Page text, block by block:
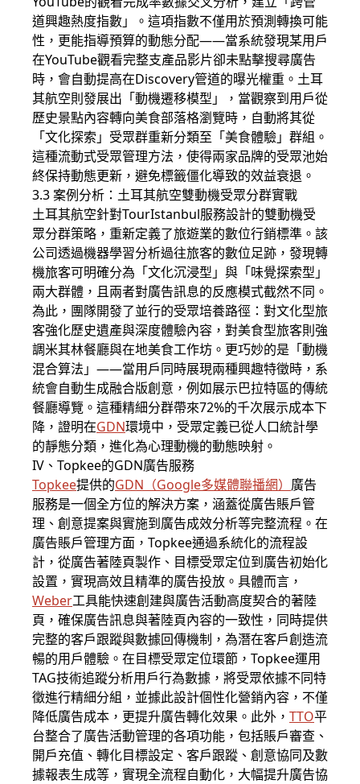
道興趣熱度指數」。這項指數不僅用於預測轉換可能
性，更能指導預算的動態分配——當系統發現某用戶
在YouTube觀看完整支產品影片卻未點擊搜尋廣告
時，會自動提高在Discovery管道的曝光權重。土耳
其航空則發展出「動機遷移模型」，當觀察到用戶從
歷史景點內容轉向美食部落格瀏覽時，自動將其從
「文化探索」受眾群重新分類至「美食體驗」群組。
這種流動式受眾管理方法，使得兩家品牌的受眾池始
終保持動態更新，避免標籤僵化導致的效益衰退。
3.3 案例分析：土耳其航空雙動機受眾分群實戰
土耳其航空針對TourIstanbul服務設計的雙動機受
眾分群策略，重新定義了旅遊業的數位行銷標準。該
公司透過機器學習分析過往旅客的數位足跡，發現轉
機旅客可明確分為「文化沉浸型」與「味覺探索型」
兩大群體，且兩者對廣告訊息的反應模式截然不同。
為此，團隊開發了並行的受眾培養路徑：對文化型旅
客強化歷史遺產與深度體驗內容，對美食型旅客則強
調米其林餐廳與在地美食工作坊。更巧妙的是「動機
混合算法」——當用戶同時展現兩種興趣特徵時，系
統會自動生成融合版創意，例如展示巴拉特區的傳統
餐廳導覽。這種精細分群帶來72%的千次展示成本下
降，證明在GDN環境中，受眾定義已從人口統計學
的靜態分類，進化為心理動機的動態映射。
IV、Topkee的GDN廣告服務
Topkee提供的GDN （Google多媒體聯播網） 廣告
服務是一個全方位的解決方案，涵蓋從廣告賬戶管
理、創意提案與實施到廣告成效分析等完整流程。在
廣告賬戶管理方面，Topkee通過系統化的流程設
計，從廣告著陸頁製作、目標受眾定位到廣告初始化
設置，實現高效且精準的廣告投放。具體而言，
Weber工具能快速創建與廣告活動高度契合的著陸
頁，確保廣告訊息與著陸頁內容的一致性，同時提供
完整的客戶跟蹤與數據回傳機制，為潛在客戶創造流
暢的用戶體驗。在目標受眾定位環節，Topkee運用
TAG技術追蹤分析用戶行為數據，將受眾依據不同特
徵進行精細分組，並據此設計個性化營銷內容，不僅
降低廣告成本，更提升廣告轉化效果。此外， TTO平
台整合了廣告活動管理的各項功能，包括賬戶審查、
開戶充值、轉化目標設定、客戶跟蹤、創意協同及數
據報表生成等，實現全流程自動化，大幅提升廣告協